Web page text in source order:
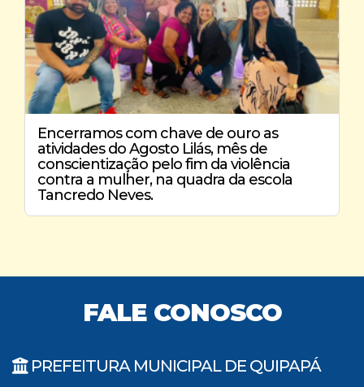
Encerramos com chave de ouro as
atividades do Agosto Lilás, mês de
conscientização pelo fim da violência
contra a mulher, na quadra da escola
Tancredo Neves.
FALE CONOSCO
PREFEITURA MUNICIPAL DE QUIPAPÁ